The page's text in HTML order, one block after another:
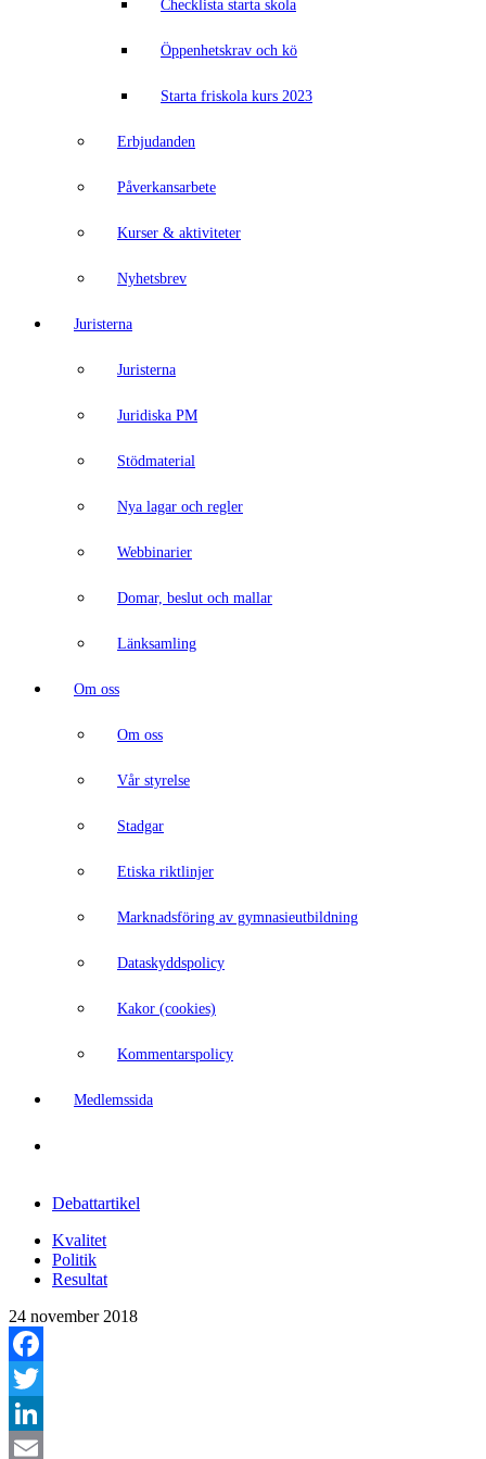
Checklista starta skola
Öppenhetskrav och kö
Starta friskola kurs 2023
Erbjudanden
Påverkansarbete
Kurser & aktiviteter
Nyhetsbrev
Juristerna
Juristerna
Juridiska PM
Stödmaterial
Nya lagar och regler
Webbinarier
Domar, beslut och mallar
Länksamling
Om oss
Om oss
Vår styrelse
Stadgar
Etiska riktlinjer
Marknadsföring av gymnasieutbildning
Dataskyddspolicy
Kakor (cookies)
Kommentarspolicy
Medlemssida
Debattartikel
Kvalitet
Politik
Resultat
24 november 2018
Facebook
Twitter
LinkedIn